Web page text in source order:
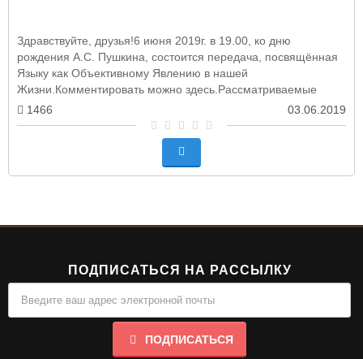
Здравствуйте, друзья!6 июня 2019г. в 19.00, ко дню
рождения А.С. Пушкина, состоится передача, посвящённая
Языку как Объективному Явлению в нашей
Жизни.Комментировать можно здесь.Рассматриваемые
темы:-..
1466 03.06.2019
ПОДПИСАТЬСЯ НА РАССЫЛКУ
ПОДПИСАТЬСЯ